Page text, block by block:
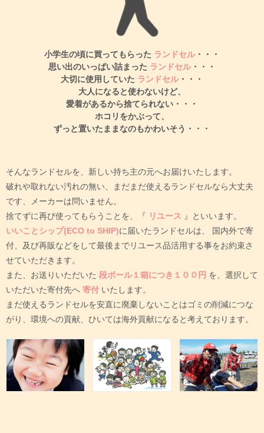
小学生の頃に買ってもらった ランドセル・・・
思い出のいっぱい詰まった ランドセル・・・
大切に使用していた ランドセル・・・
大人になると使わないけど、
愛着があるから捨てられない・・・
ホコリをかぶって、
ずっと置いたままなのもかわいそう・・・
そんなランドセルを、新しい持ち主の元へお届けいたします。
破れや取れない汚れの無い、まだまだ使えるランドセルなら大丈夫
です、メーカーは問いません。
捨てずに再び使ってもらうことを、『 リユース 』といいます。
いいことシップ(ECO to SHIP)に届いたランドセルは、
国内外で寄
付、及び再販などをして最後までリユース品活用する事をお約束さ
せていただきます。
また、お送りいただいた 段ボール１箱につき１００円 を、選択して
いただいた寄付先へ 寄付 いたします。
まだ使えるランドセルを安直に廃棄しないことはゴミの削減につな
がり、環境への貢献、ひいては海外貢献になると考えております。